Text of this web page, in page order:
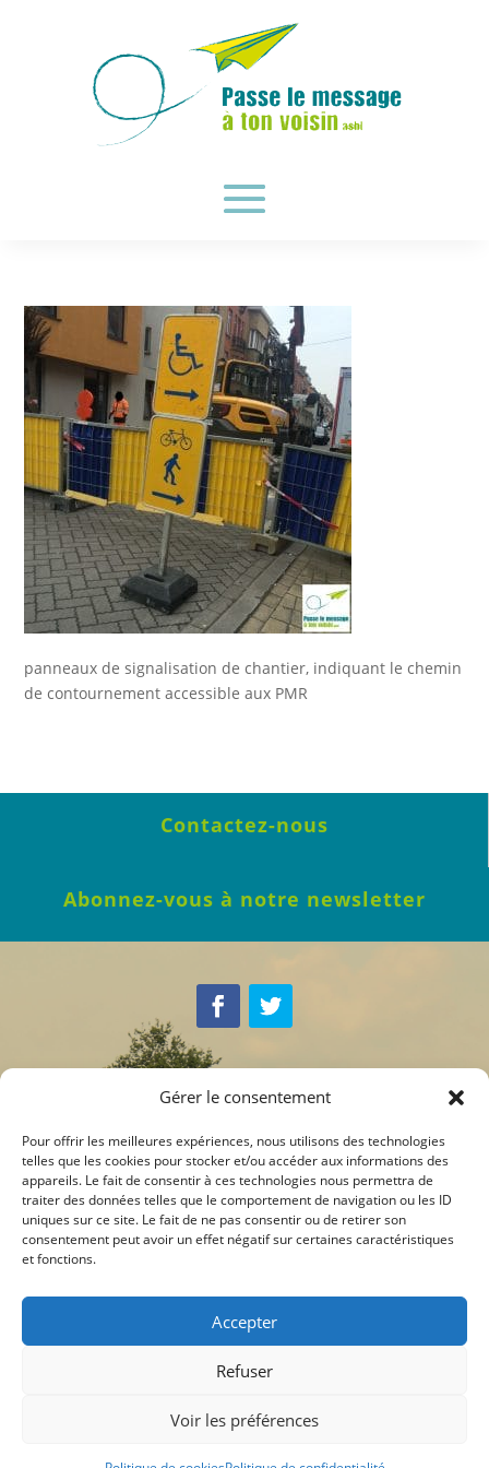
Gérer le consentement
Pour offrir les meilleures expériences, nous utilisons des technologies
telles que les cookies pour stocker et/ou accéder aux informations des
appareils. Le fait de consentir à ces technologies nous permettra de
traiter des données telles que le comportement de navigation ou les ID
uniques sur ce site. Le fait de ne pas consentir ou de retirer son
consentement peut avoir un effet négatif sur certaines caractéristiques
et fonctions.
Accepter
Refuser
Voir les préférences
panneaux de signalisation de chantier, indiquant le chemin
de contournement accessible aux PMR
Contactez-nous
Abonnez-vous à notre newsletter
membre!
L’adhésion ne coûte que 5€
Attestation fiscale pour vos dons
à partir de 40€
N° d’entreprise: 0837.780.783
N° TVA: BE 0837.780.783